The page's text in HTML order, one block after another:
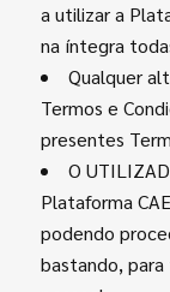
a utilizar a
na íntegra
Qualquer
Termos e
presentes
O
Plataforma
podendo
bastando,